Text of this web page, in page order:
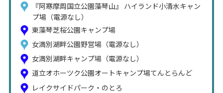
『阿寒摩周国立公園藻琴山』 ハイランド小清水キャン
プ場（電源なし）
東藻琴芝桜公園キャンプ場
女満別湖畔公園野営場（電源なし）
女満別湖畔キャンプ場（電源なし）
道立オホーツク公園オートキャンプ場てんとらんど
レイクサイドパーク・のとろ